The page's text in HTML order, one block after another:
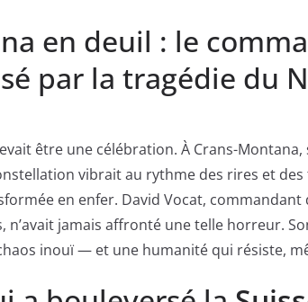
en deuil : le
par la tragédie du
être une célébration. À Crans-
vibrait au rythme des rires et
en enfer. David Vocat,
n’avait jamais affronté une telle horreur.
inouï — et une humanité qui résiste,